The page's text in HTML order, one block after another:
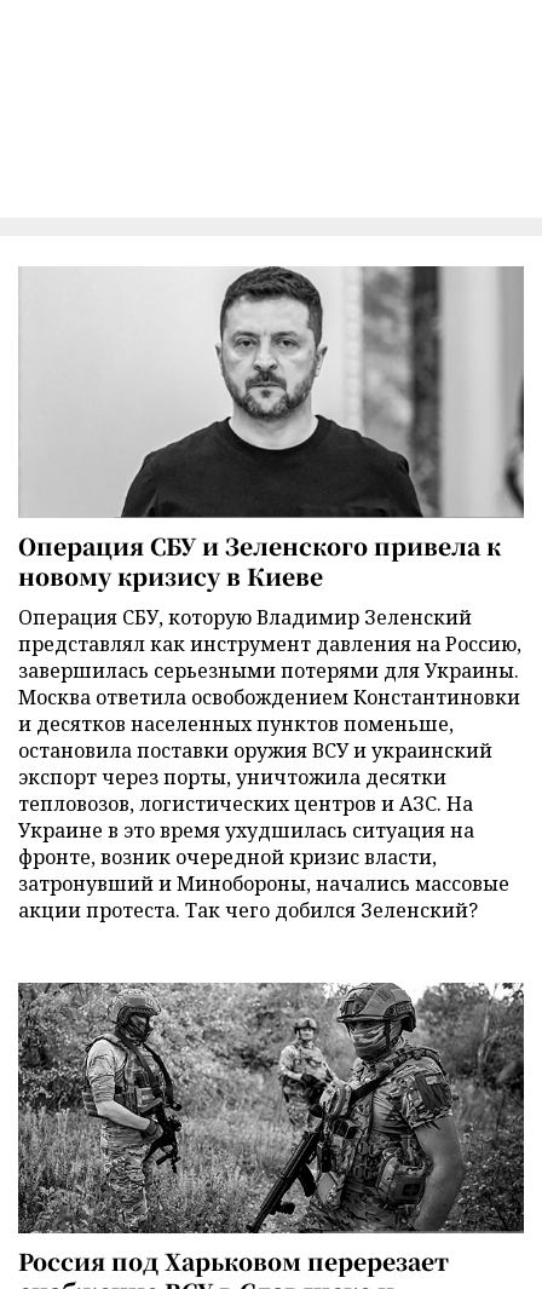
Операция СБУ и Зеленского привела к
новому кризису в Киеве
Операция СБУ, которую Владимир Зеленский
представлял как инструмент давления на Россию,
завершилась серьезными потерями для Украины.
Москва ответила освобождением Константиновки
и десятков населенных пунктов поменьше,
остановила поставки оружия ВСУ и украинский
экспорт через порты, уничтожила десятки
тепловозов, логистических центров и АЗС. На
Украине в это время ухудшилась ситуация на
фронте, возник очередной кризис власти,
затронувший и Минобороны, начались массовые
акции протеста. Так чего добился Зеленский?
Россия под Харьковом перерезает